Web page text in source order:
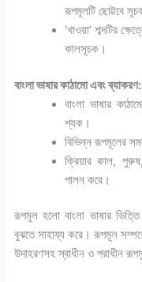
রূপমূলটি ছোট্টবে
‘খাওয়া’ শব্দটির
কালসূচক।
বাংলা ভাষার কাঠামো এবং ব্যাকরণ:
বাংলা ভাষার
শ্যক।
বিভিন্ন রূপমূলের
ক্রিয়ার কাল,
পালন করে।
রূপমূল হলো বাংলা ভাষার
বুঝতে সাহায্য করে। রূপমূল
উদাহরণসহ স্বাধীন ও পরাধীন